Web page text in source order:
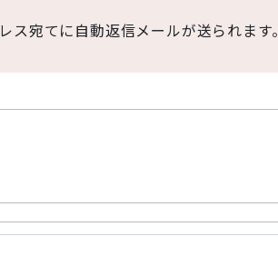
宛てに自動返信メールが送られます。